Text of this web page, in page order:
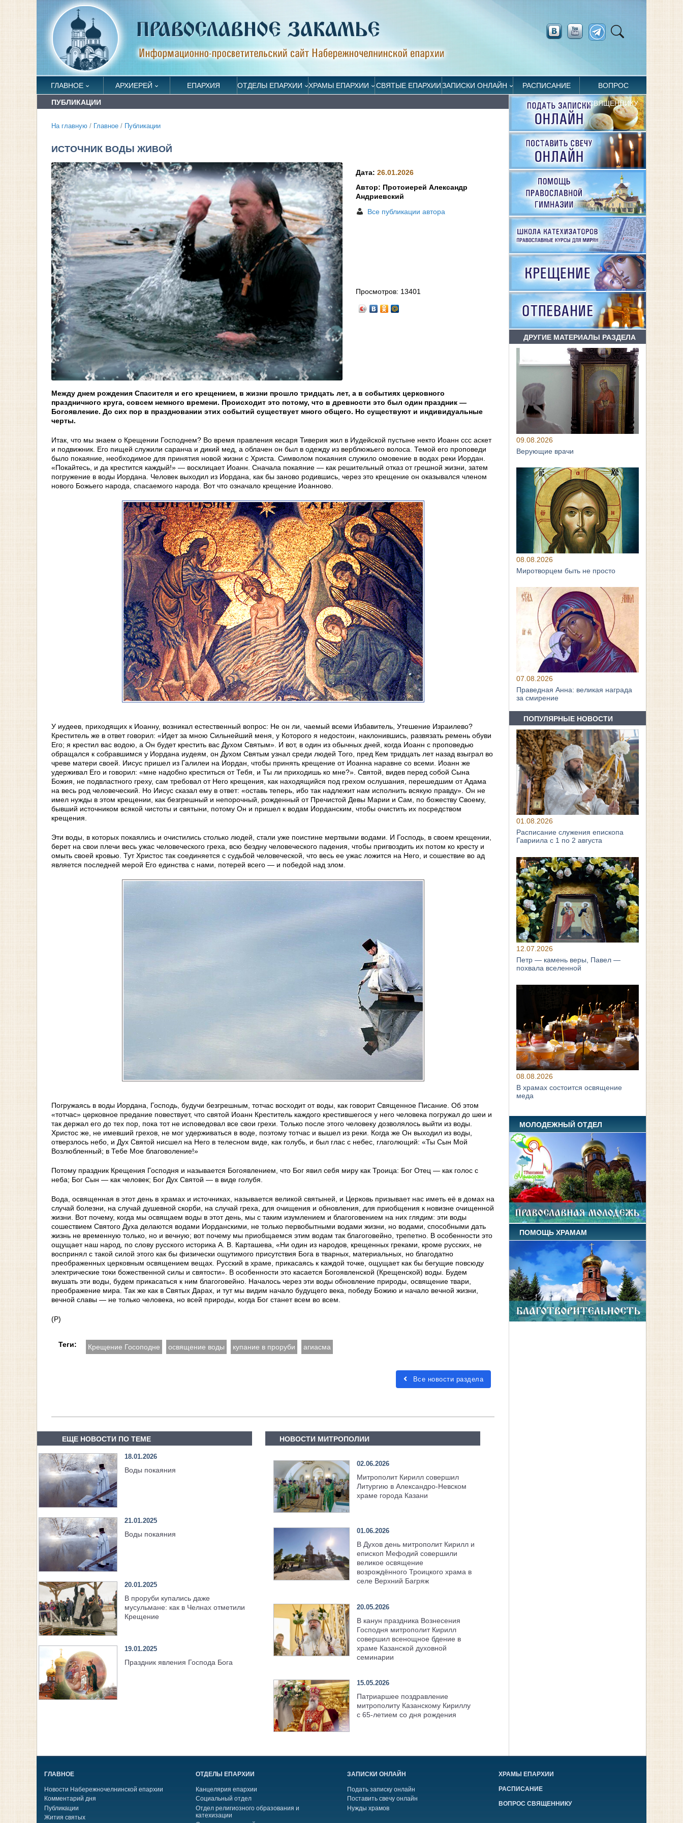
ГЛАВНОЕ АРХИЕРЕЙ ЕПАРХИЯ ОТДЕЛЫ ЕПАРХИИ ХРАМЫ ЕПАРХИИ СВЯТЫЕ ЕПАРХИИЗАПИСКИ ОНЛАЙН РАСПИСАНИЕ ВОПРОС
СВЯЩЕННИКУ
ПУБЛИКАЦИИ
На главную / Главное / Публикации
ИСТОЧНИК ВОДЫ ЖИВОЙ
Дата:26.01.2026
Автор: Протоиерей Александр
Андриевский
Все публикации автора
Просмотров: 13401
Между днем рождения Спасителя и его крещением, в жизни прошло тридцать лет, а в событиях церковного
праздничного круга, совсем немного времени. Происходит это потому, что в древности это был один праздник —
Богоявление. До сих пор в праздновании этих событий существует много общего. Но существуют и индивидуальные
черты.
Итак, что мы знаем о Крещении Господнем? Во время правления кесаря Тиверия жил в Иудейской пустыне некто Иоанн ссс аскет
и подвижник. Его пищей служили саранча и дикий мед, а облачен он был в одежду из верблюжьего волоса. Темой его проповеди
было покаяние, необходимое для принятия новой жизни с Христа. Символом покаяния служило омовение в водах реки Иордан.
«Покайтесь, и да крестится каждый!» — восклицает Иоанн. Сначала покаяние — как решительный отказ от грешной жизни, затем
погружение в воды Иордана. Человек выходил из Иордана, как бы заново родившись, через это крещение он оказывался членом
нового Божьего народа, спасаемого народа. Вот что означало крещение Иоанново.
У иудеев, приходящих к Иоанну, возникал естественный вопрос: Не он ли, чаемый всеми Избавитель, Утешение Израилево?
Креститель же в ответ говорил: «Идет за мною Сильнейший меня, у Которого я недостоин, наклонившись, развязать ремень обуви
Его; я крестил вас водою, а Он будет крестить вас Духом Святым». И вот, в один из обычных дней, когда Иоанн с проповедью
обращался к собравшимся у Иордана иудеям, он Духом Святым узнал среди людей Того, пред Кем тридцать лет назад взыграл во
чреве матери своей. Иисус пришел из Галилеи на Иордан, чтобы принять крещение от Иоанна наравне со всеми. Иоанн же
удерживал Его и говорил: «мне надобно креститься от Тебя, и Ты ли приходишь ко мне?». Святой, видев перед собой Сына
Божия, не подвластного греху, сам требовал от Него крещения, как находящийся под грехом ослушания, перешедшим от Адама
на весь род человеческий. Но Иисус сказал ему в ответ: «оставь теперь, ибо так надлежит нам исполнить всякую правду». Он не
имел нужды в этом крещении, как безгрешный и непорочный, рожденный от Пречистой Девы Марии и Сам, по божеству Своему,
бывший источником всякой чистоты и святыни, потому Он и пришел к водам Иорданским, чтобы очистить их посредством
крещения.
Эти воды, в которых покаялись и очистились столько людей, стали уже поистине мертвыми водами. И Господь, в своем крещении,
берет на свои плечи весь ужас человеческого греха, всю бездну человеческого падения, чтобы пригвоздить их потом ко кресту и
омыть своей кровью. Тут Христос так соединяется с судьбой человеческой, что весь ее ужас ложится на Него, и сошествие во ад
является последней мерой Его единства с нами, потерей всего — и победой над злом.
Погружаясь в воды Иордана, Господь, будучи безгрешным, тотчас восходит от воды, как говорит Священное Писание. Об этом
«тотчас» церковное предание повествует, что святой Иоанн Креститель каждого крестившегося у него человека погружал до шеи и
так держал его до тех пор, пока тот не исповедовал все свои грехи. Только после этого человеку дозволялось выйти из воды.
Христос же, не имевший грехов, не мог удерживаться в воде, поэтому тотчас и вышел из реки. Когда же Он выходил из воды,
отверзлось небо, и Дух Святой нисшел на Него в телесном виде, как голубь, и был глас с небес, глаголющий: «Ты Сын Мой
Возлюбленный; в Тебе Мое благоволение!»
Потому праздник Крещения Господня и называется Богоявлением, что Бог явил себя миру как Троица: Бог Отец — как голос с
неба; Бог Сын — как человек; Бог Дух Святой — в виде голубя.
Вода, освященная в этот день в храмах и источниках, называется великой святыней, и Церковь призывает нас иметь её в домах на
случай болезни, на случай душевной скорби, на случай греха, для очищения и обновления, для приобщения к новизне очищенной
жизни. Вот почему, когда мы освящаем воды в этот день, мы с таким изумлением и благоговением на них глядим: эти воды
сошествием Святого Духа делаются водами Иорданскими, не только первобытными водами жизни, но водами, способными дать
жизнь не временную только, но и вечную; вот почему мы приобщаемся этим водам так благоговейно, трепетно. В особенности это
ощущает наш народ, по слову русского историка А. В. Карташева, «Ни один из народов, крещенных греками, кроме русских, не
воспринял с такой силой этого как бы физически ощутимого присутствия Бога в тварных, материальных, но благодатно
преображенных церковным освящением вещах. Русский в храме, прикасаясь к каждой точке, ощущает как бы бегущие повсюду
электрические токи божественной силы и святости». В особенности это касается Богоявленской (Крещенской) воды. Будем
вкушать эти воды, будем прикасаться к ним благоговейно. Началось через эти воды обновление природы, освящение твари,
преображение мира. Так же как в Святых Дарах, и тут мы видим начало будущего века, победу Божию и начало вечной жизни,
вечной славы — не только человека, но всей природы, когда Бог станет всем во всем.
(Р)
Теги: Крещение Госоподне освящение воды купание в проруби агиасма
Все новости раздела
ЕЩЕ НОВОСТИ ПО ТЕМЕ
18.01.2026
Воды покаяния
21.01.2025
Воды покаяния
20.01.2025
В проруби купались даже
мусульмане: как в Челнах отметили
Крещение
19.01.2025
Праздник явления Господа Бога
НОВОСТИ МИТРОПОЛИИ
02.06.2026
Митрополит Кирилл совершил
Литургию в Александро-Невском
храме города Казани
01.06.2026
В Духов день митрополит Кирилл и
епископ Мефодий совершили
великое освящение
возрождённого Троицкого храма в
селе Верхний Багряж
20.05.2026
В канун праздника Вознесения
Господня митрополит Кирилл
совершил всенощное бдение в
храме Казанской духовной
семинарии
15.05.2026
Патриаршее поздравление
митрополиту Казанскому Кириллу
с 65-летием со дня рождения
ДРУГИЕ МАТЕРИАЛЫ РАЗДЕЛА
09.08.2026
Верующие врачи
08.08.2026
Миротворцем быть не просто
07.08.2026
Праведная Анна: великая награда
за смирение
ПОПУЛЯРНЫЕ НОВОСТИ
01.08.2026
Расписание служения епископа
Гавриила с 1 по 2 августа
12.07.2026
Петр — камень веры, Павел —
похвала вселенной
08.08.2026
В храмах состоится освящение
меда
МОЛОДЕЖНЫЙ ОТДЕЛ
ПОМОЩЬ ХРАМАМ
ГЛАВНОЕ
Новости Набережночелнинской епархии
Комментарий дня
Публикации
Жития святых
ОТДЕЛЫ ЕПАРХИИ
Канцелярия епархии
Социальный отдел
Отдел религиозного образования и
катехизации
ЗАПИСКИ ОНЛАЙН
Подать записку онлайн
Поставить свечу онлайн
Нужды храмов
ХРАМЫ ЕПАРХИИ
РАСПИСАНИЕ
ВОПРОС СВЯЩЕННИКУ